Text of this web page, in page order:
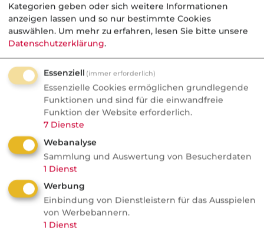
Kategorie: Gesetzliche Rentenversicherung
Aktuelle Nachrichten
Kategorien geben oder sich weitere Informationen
anzeigen lassen und so nur bestimmte Cookies
auswählen. Um mehr zu erfahren, lesen Sie bitte unsere
Datenschutzerklärung.
Essenziell (immer erforderlich)
Essenzielle Cookies ermöglichen grundlegende
Funktionen und sind für die einwandfreie
Funktion der Website erforderlich.
7 Dienste
Webanalyse
Sammlung und Auswertung von Besucherdaten
1 Dienst
Werbung
Einbindung von Dienstleistern für das Ausspielen
von Werbebannern.
1 Dienst